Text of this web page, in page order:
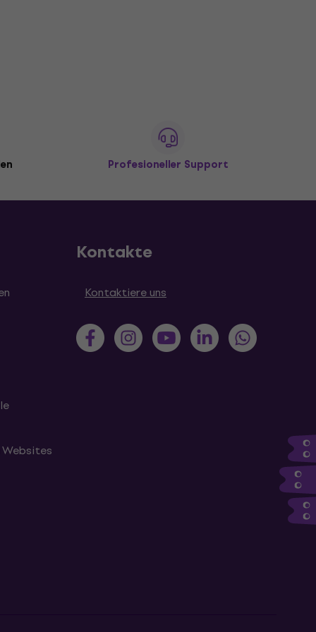
Profesioneller Support
Kontakte
Kontaktiere uns